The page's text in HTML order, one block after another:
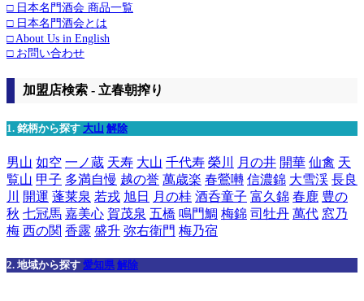
□ 日本名門酒会 商品一覧
□ 日本名門酒会とは
□ About Us in English
□ お問い合わせ
加盟店検索 - 立春朝搾り
1. 銘柄から探す 大山 解除
男山 如空 一ノ蔵 天寿 大山 千代寿 榮川 月の井 開華 仙禽 天
覧山 甲子 多満自慢 越の誉 萬歳楽 春鶯囀 信濃錦 大雪渓 長良
川
開運 蓬莱泉 若戎 旭日 月の桂 酒呑童子 富久錦 春鹿 豊の
秋 七冠馬 嘉美心 賀茂泉 五橋 鳴門鯛 梅錦 司牡丹 萬代 窓乃
梅 西の関 香露 盛升 弥右衛門 梅乃宿
2. 地域から探す 愛知県 解除